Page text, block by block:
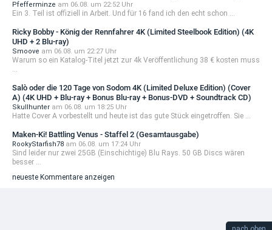
Pfefferminze am 06.08. um 22:52 Uhr
Ein 3. Teil ist offiziell in Arbeit. Und für 16 fand ich den echt schon ...
Ricky Bobby - König der Rennfahrer 4K (Limited Steelbook Edition) (4K
UHD + 2 Blu-ray)
Smoove am 06.08. um 22:27 Uhr
Warum so ein Katalog-Titel jetzt zur 4k Veröffentlichung 38 € kosten muss
...
Salò oder die 120 Tage von Sodom 4K (Limited Deluxe Edition) (Cover
A) (4K UHD + Blu-ray + Bonus Blu-ray + Bonus-DVD + Soundtrack CD)
Skullhunter am 06.08. um 18:25 Uhr
Hatte Cover A vorbestellt und heute ist das gute Stück eingetroffen. Sie ...
Maken-Ki! Battling Venus - Staffel 2 (Gesamtausgabe)
RookyStarfish78 am 06.08. um 17:24 Uhr
Sind leider nur zwei 25GB (Einschichtige) Blu Rays. 50 GB Discs wären
besser ...
neueste Kommentare anzeigen